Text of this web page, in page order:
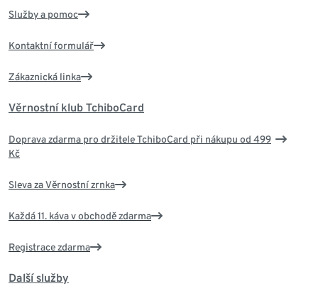
Služby a pomoc
Kontaktní formulář
Zákaznická linka
Věrnostní klub TchiboCard
Doprava zdarma pro držitele TchiboCard při nákupu od 499
Kč
Sleva za Věrnostní zrnka
Každá 11. káva v obchodě zdarma
Registrace zdarma
Další služby